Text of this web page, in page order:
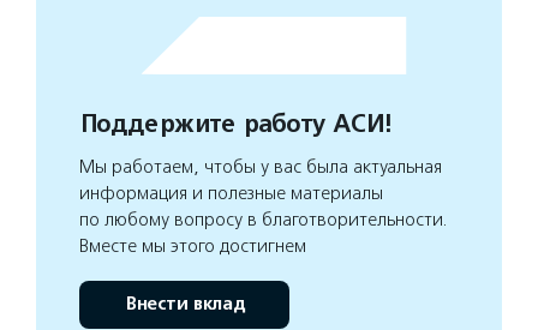
Поддержите работу АСИ!
Мы работаем, чтобы у вас была актуальная
информация и полезные материалы
по любому вопросу в благотворительности.
Вместе мы этого достигнем
Внести вклад